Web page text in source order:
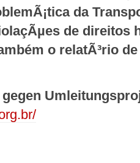
da
de direitos
o relatÃ³rio